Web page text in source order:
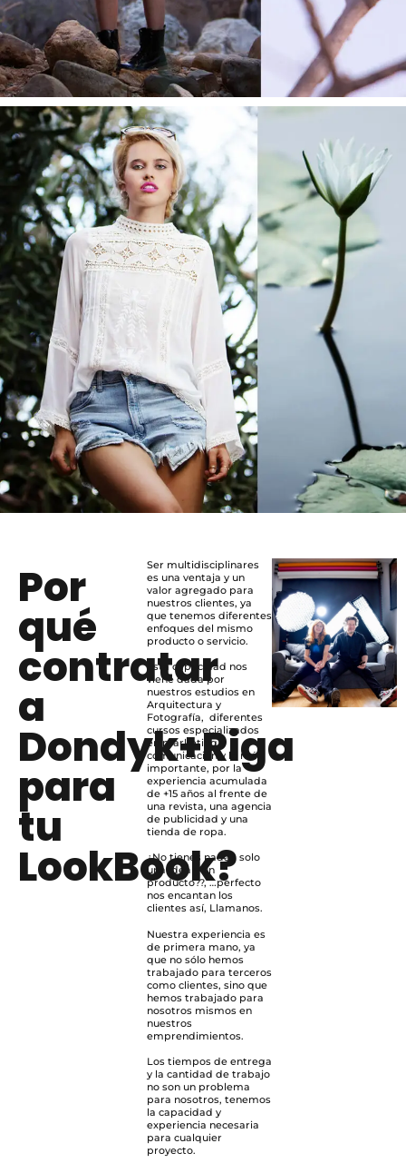
Por
qué
contratar
a
Dondyk+Riga
para
tu
LookBook?
Ser multidisciplinares
es una ventaja y un
valor agregado para
nuestros clientes, ya
que tenemos diferentes
enfoques del mismo
producto o servicio.
Esta capacidad nos
viene dada por
nuestros estudios en
Arquitectura y
Fotografía, diferentes
cursos especializados
en marketing y
comunicación y lo más
importante, por la
experiencia acumulada
de +15 años al frente de
una revista, una agencia
de publicidad y una
tienda de ropa.
¿No tienes nada?, solo
una idea y un
producto??, …perfecto
nos encantan los
clientes así, Llamanos.
Nuestra experiencia es
de primera mano, ya
que no sólo hemos
trabajado para terceros
como clientes, sino que
hemos trabajado para
nosotros mismos en
nuestros
emprendimientos.
Los tiempos de entrega
y la cantidad de trabajo
no son un problema
para nosotros, tenemos
la capacidad y
experiencia necesaria
para cualquier
proyecto.